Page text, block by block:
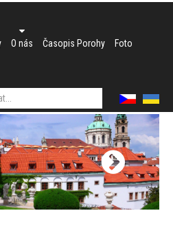
O nás Časopis Porohy Foto